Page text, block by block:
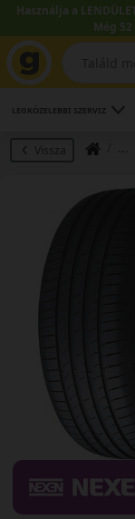
Használja a
Még
LEGKÖZELEBBI SZERVIZ
Vissza